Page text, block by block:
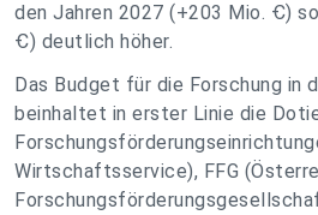
den Jahren 2027 (+203 Mio. Ꞓ)
Ꞓ) deutlich höher.
Das Budget für die Forschung in
beinhaltet in erster Linie die
Wirtschaftsservice), FFG